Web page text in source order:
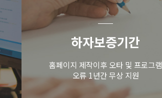
하자보증기간
홈페이지 제작이후 오타 및 프로그램
오류 1년간 무상 지원